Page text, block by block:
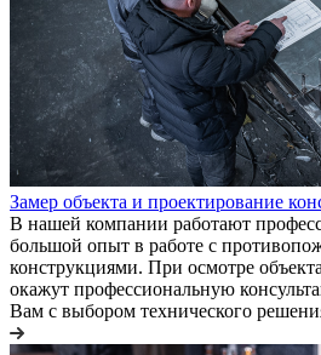
Замер объекта и проектирование
В нашей компании работают
большой опыт в работе с
конструкциями. При осмотре
окажут профессиональную
Вам с выбором технического